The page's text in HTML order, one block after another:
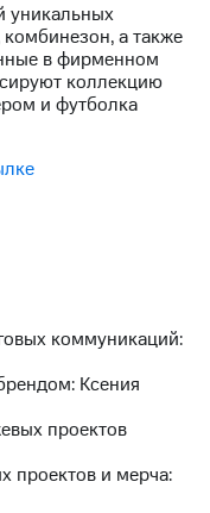
уникальных
а также
в фирменном
коллекцию
и футболка
коммуникаций:
Ксения
проектов
проектов и мерча: